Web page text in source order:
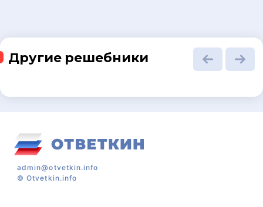
Другие решебники
admin@otvetkin.info
©Otvetkin.info